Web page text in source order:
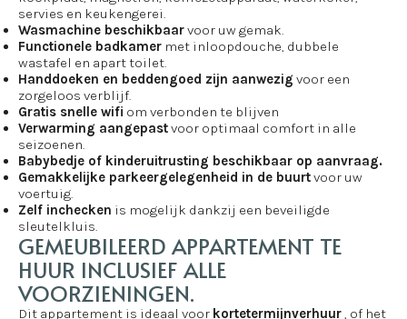
servies en keukengerei.
Wasmachine beschikbaarvoor uw gemak.
Functionele badkamer met inloopdouche, dubbele
wastafel en apart toilet.
Handdoeken en beddengoed zijn aanwezig voor een
zorgeloos verblijf.
Gratis snelle wifi om verbonden te blijven
Verwarming aangepastvoor optimaal comfort in alle
seizoenen.
Babybedje of kinderuitrusting beschikbaar op aanvraag.
Gemakkelijke parkeergelegenheid in de buurtvoor uw
voertuig.
Zelf inchecken is mogelijk dankzij een beveiligde
sleutelkluis.
GEMEUBILEERD APPARTEMENT TE
HUUR INCLUSIEF ALLE
VOORZIENINGEN.
Dit appartement is ideaal voor kortetermijnverhuur, of het